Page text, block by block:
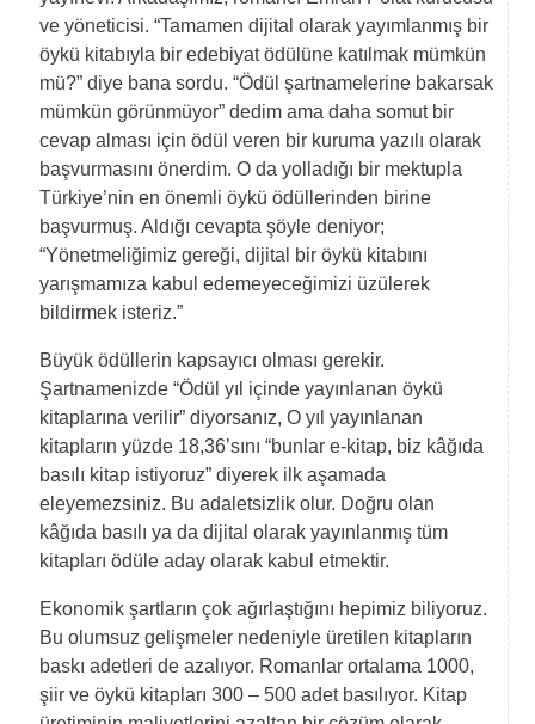
ve yöneticisi. “Tamamen dijital olarak yayımlanmış bir
öykü kitabıyla bir edebiyat ödülüne katılmak mümkün
mü?” diye bana sordu. “Ödül şartnamelerine bakarsak
mümkün görünmüyor” dedim ama daha somut bir
cevap alması için ödül veren bir kuruma yazılı olarak
başvurmasını önerdim. O da yolladığı bir mektupla
Türkiye’nin en önemli öykü ödüllerinden birine
başvurmuş. Aldığı cevapta şöyle deniyor;
“Yönetmeliğimiz gereği, dijital bir öykü kitabını
yarışmamıza kabul edemeyeceğimizi üzülerek
bildirmek isteriz.”
Büyük ödüllerin kapsayıcı olması gerekir.
Şartnamenizde “Ödül yıl içinde yayınlanan öykü
kitaplarına verilir” diyorsanız, O yıl yayınlanan
kitapların yüzde 18,36’sını “bunlar e-kitap, biz kâğıda
basılı kitap istiyoruz” diyerek ilk aşamada
eleyemezsiniz. Bu adaletsizlik olur. Doğru olan
kâğıda basılı ya da dijital olarak yayınlanmış tüm
kitapları ödüle aday olarak kabul etmektir.
Ekonomik şartların çok ağırlaştığını hepimiz biliyoruz.
Bu olumsuz gelişmeler nedeniyle üretilen kitapların
baskı adetleri de azalıyor. Romanlar ortalama 1000,
şiir ve öykü kitapları 300 – 500 adet basılıyor. Kitap